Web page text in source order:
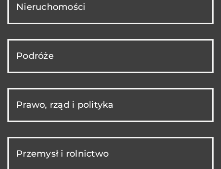
Nieruchomości
Podróże
Prawo, rząd i polityka
Przemysł i rolnictwo